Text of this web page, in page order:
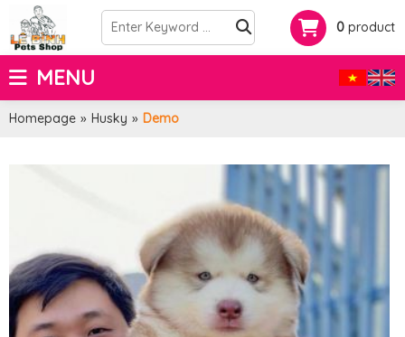
0 product
MENU
Homepage » Husky » Demo